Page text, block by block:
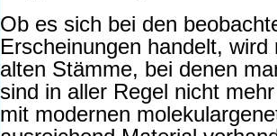
Ob es sich bei den
Erscheinungen handelt,
alten Stämme, bei denen
sind in aller Regel nicht
mit modernen